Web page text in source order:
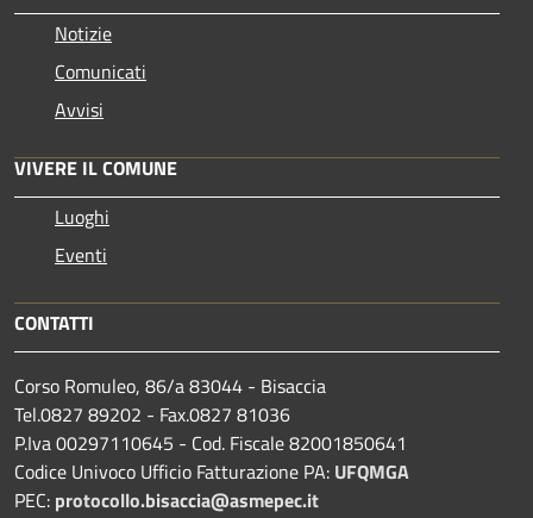
Notizie
Comunicati
Avvisi
VIVERE IL COMUNE
Luoghi
Eventi
CONTATTI
Corso Romuleo, 86/a 83044 - Bisaccia
Tel.0827 89202 - Fax.0827 81036
P.Iva 00297110645 - Cod. Fiscale 82001850641
Codice Univoco Ufficio Fatturazione PA: UFQMGA
PEC: protocollo.bisaccia@asmepec.it